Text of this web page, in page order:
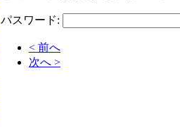
パスワード:
< 前へ
次へ >